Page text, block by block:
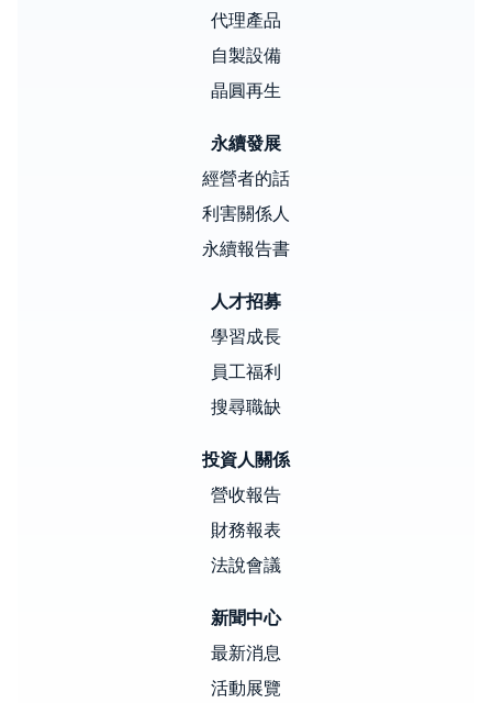
代理產品
自製設備
晶圓再生
永續發展
經營者的話
利害關係人
永續報告書
人才招募
學習成長
員工福利
搜尋職缺
投資人關係
營收報告
財務報表
法說會議
新聞中心
最新消息
活動展覽